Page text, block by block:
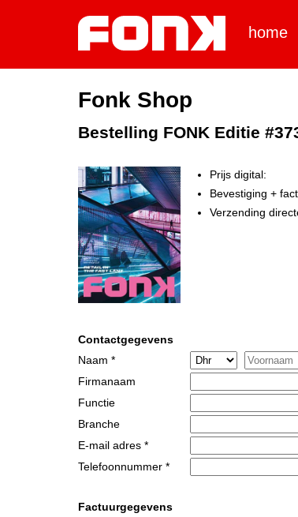
home
Fonk Shop
Bestelling FONK Editie
Prijs digital:
Bevestiging +
Verzending
Contactgegevens
Naam *
Firmanaam
Functie
Branche
E-mail adres *
Telefoonnummer *
Factuurgegevens